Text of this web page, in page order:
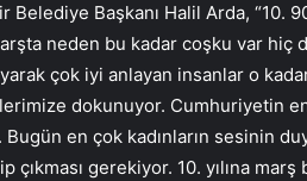
Başkanı Halil Arda, “10. 90
neden bu kadar coşku var hiç
çok iyi anlayan insanlar o
dokunuyor. Cumhuriyetin
en çok kadınların sesinin
çıkması gerekiyor. 10. yılına